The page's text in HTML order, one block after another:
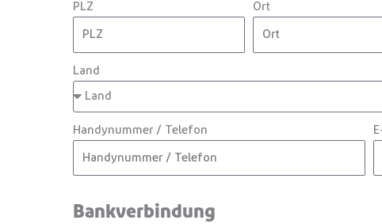
PLZ Ort
Land
Handynummer / Telefon
Bankverbindung